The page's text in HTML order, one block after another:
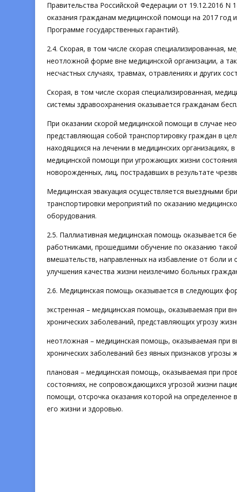
Правительства Российской Федерации от 19.12.2016 N
оказания гражданам медицинской помощи на 2017 год
Программе государственных гарантий).
2.4. Скорая, в том числе скорая специализированная,
неотложной форме вне медицинской организации, а
несчастных случаях, травмах, отравлениях и других
Скорая, в том числе скорая специализированная,
системы здравоохранения оказывается гражданам
При оказании скорой медицинской помощи в случае
представляющая собой транспортировку граждан в
находящихся на лечении в медицинских
медицинской помощи при угрожающих жизни
новорожденных, лиц, пострадавших в результате
Медицинская эвакуация осуществляется выездными
транспортировки мероприятий по оказанию
оборудования.
2.5. Паллиативная медицинская помощь оказывается
работниками, прошедшими обучение по оказанию
вмешательств, направленных на избавление от боли и
улучшения качества жизни неизлечимо больных
2.6. Медицинская помощь оказывается в следующих
экстренная – медицинская помощь, оказываемая при
хронических заболеваний, представляющих угрозу
неотложная – медицинская помощь, оказываемая при
хронических заболеваний без явных признаков угрозы
плановая – медицинская помощь, оказываемая при
состояниях, не сопровождающихся угрозой жизни
помощи, отсрочка оказания которой на определенное
его жизни и здоровью.